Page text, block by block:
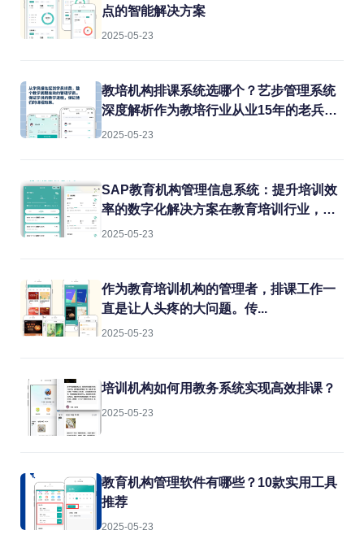
点的智能解决方案
2025-05-23
教培机构排课系统选哪个？艺步管理系统
深度解析作为教培行业从业15年的老兵，
我见过太多机构在教务管理上栽跟头。排
结合实战经验，聊聊如何用专业系统解决
这些难题。
2025-05-23
SAP教育机构管理信息系统：提升培训效
率的数字化解决方案在教育培训行业，机
构常常面临课程管理混乱、学员信息分
SAP教育机构管理信息系统正是为解决这
些问题而生的专业工具。
2025-05-23
作为教育培训机构的管理者，排课工作一
直是让人头疼的大问题。传...
2025-05-23
培训机构如何用教务系统实现高效排课？
2025-05-23
教育机构管理软件有哪些？10款实用工具
推荐
2025-05-23